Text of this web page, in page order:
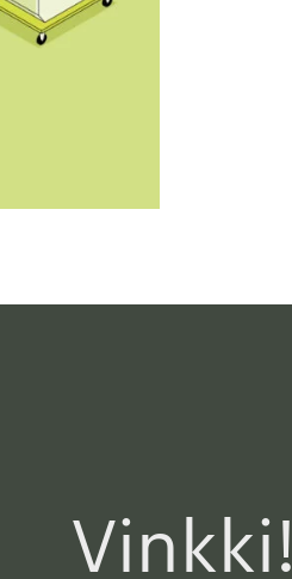
Vinkki!